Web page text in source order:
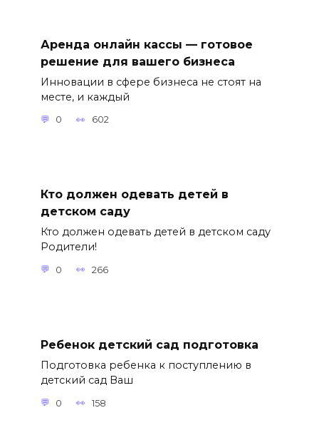
Аренда онлайн кассы — готовое
решение для вашего бизнеса
Инновации в сфере бизнеса не стоят на
месте, и каждый
0 602
Кто должен одевать детей в
детском саду
Кто должен одевать детей в детском саду
Родители!
0 266
Ребенок детский сад подготовка
Подготовка ребенка к поступлению в
детский сад Ваш
0 158